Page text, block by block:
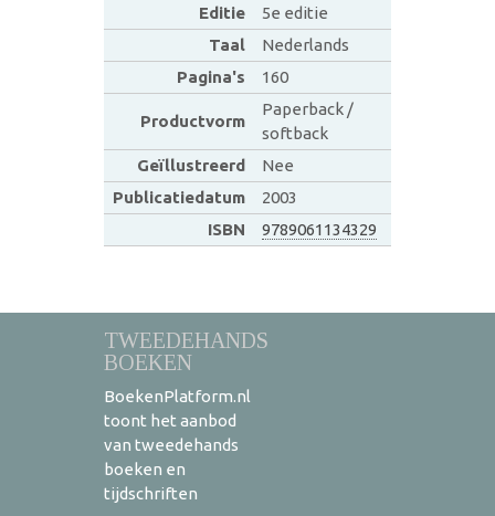
Editie
5e editie
Taal
Nederlands
Pagina's
160
Productvorm
Paperback /
softback
Geïllustreerd
Nee
Publicatiedatum
2003
ISBN
9789061134329
TWEEDEHANDS
BOEKEN
BoekenPlatform.nl
toont het aanbod
van tweedehands
boeken en
tijdschriften